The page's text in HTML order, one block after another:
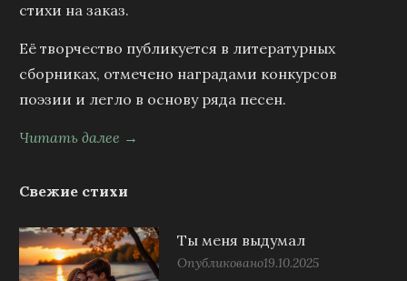
стихи на заказ.
Её творчество публикуется в литературных
сборниках, отмечено наградами конкурсов
поэзии и легло в основу ряда песен.
Читать далее →
Свежие стихи
Ты меня выдумал
Опубликовано19.10.2025